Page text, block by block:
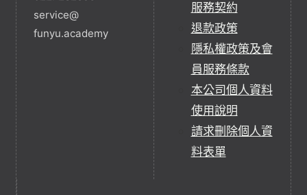
service@
funyu.academy
服務契約
退款政策
隱私權政策及會
員服務條款
本公司個人資料
使用說明
請求刪除個人資
料表單